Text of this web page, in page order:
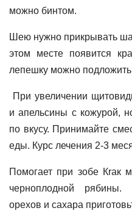
можно бинтом.
Шею нужно прикрывать
этом месте появится
лепешку можно
При увеличении
и апельсины с кожурой,
по вкусу. Принимайте
еды. Курс лечения 2-3
Помогает при зобе Кrак
черноплодной рябины.
орехов и сахара